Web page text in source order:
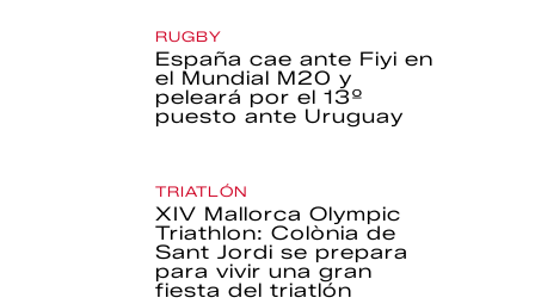
RUGBY
España cae ante Fiyi en
el Mundial M20 y
peleará por el 13º
puesto ante Uruguay
TRIATLÓN
XIV Mallorca Olympic
Triathlon: Colònia de
Sant Jordi se prepara
para vivir una gran
fiesta del triatlón